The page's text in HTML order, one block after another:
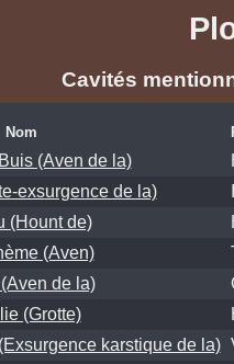
Cavités
Nom
(Aven de la)
exsurgence de la)
(Hount de)
(Aven)
de la)
(Grotte)
karstique de la)